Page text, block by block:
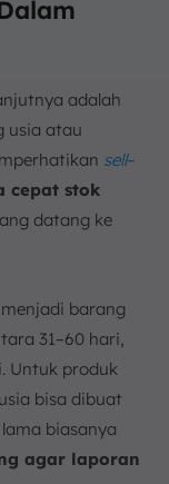
adalah
usia atau
sell–
cepat stok
datang ke
barang
31–60 hari,
Untuk produk
bisa dibuat
biasanya
agar laporan